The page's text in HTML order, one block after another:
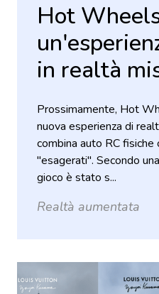
Hot
in realtà
Prossimamente, Hot
nuova esperienza di
combina auto RC fisiche
"esagerati". Secondo
gioco è stato s...
Realtà aumentata